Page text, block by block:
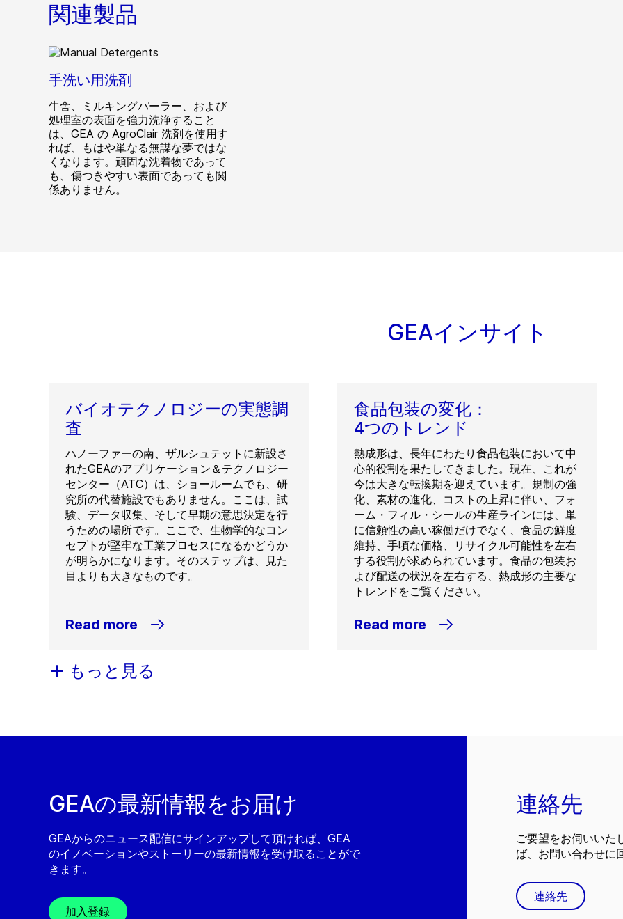
関連製品
手洗い用洗剤
牛舎、ミルキングパーラー、および
処理室の表面を強力洗浄すること
は、GEA の AgroClair 洗剤を使用す
れば、もはや単なる無謀な夢ではな
くなります。頑固な沈着物であって
も、傷つきやすい表面であっても関
係ありません。
GEAインサイト
バイオテクノロジーの実態調
査
ハノーファーの南、ザルシュテットに新設さ
れたGEAのアプリケーション＆テクノロジー
センター（ATC）は、ショールームでも、研
究所の代替施設でもありません。ここは、試
験、データ収集、そして早期の意思決定を行
うための場所です。ここで、生物学的なコン
セプトが堅牢な工業プロセスになるかどうか
が明らかになります。そのステップは、見た
目よりも大きなものです。
Read more
食品包装の変化：
4つのトレンド
熱成形は、長年にわたり食品包装において中
心的役割を果たしてきました。現在、これが
今は大きな転換期を迎えています。規制の強
化、素材の進化、コストの上昇に伴い、フォ
ーム・フィル・シールの生産ラインには、単
に信頼性の高い稼働だけでなく、食品の鮮度
維持、手頃な価格、リサイクル可能性を左右
する役割が求められています。食品の包装お
よび配送の状況を左右する、熱成形の主要な
トレンドをご覧ください。
Read more
もっと見る
GEAの最新情報をお届け
GEAからのニュース配信にサインアップして頂ければ、GEA
のイノベーションやストーリーの最新情報を受け取ることがで
きます。
加入登録
連絡先
ご要望をお伺いいた
ば、お問い合わせに
連絡先